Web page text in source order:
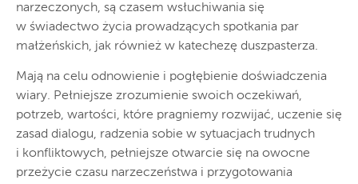
narzeczonych, są czasem wsłuchiwania się
w świadectwo życia prowadzących spotkania par
małżeńskich, jak również w katechezę duszpasterza.
Mają na celu odnowienie i pogłębienie doświadczenia
wiary. Pełniejsze zrozumienie swoich oczekiwań,
potrzeb, wartości, które pragniemy rozwijać, uczenie się
zasad dialogu, radzenia sobie w sytuacjach trudnych
i konfliktowych, pełniejsze otwarcie się na owocne
przeżycie czasu narzeczeństwa i przygotowania